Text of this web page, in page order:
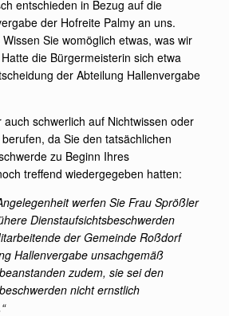
entschieden in Bezug auf die
der Hofreite Palmy an uns.
Sie womöglich etwas, was wir
die Bürgermeisterin sich etwa
der Abteilung Hallenvergabe
schwerlich auf Nichtwissen oder
da Sie den tatsächlichen
zu Beginn Ihres
treffend wiedergegeben hatten:
werfen Sie Frau Sprößler
Dienstaufsichtsbeschwerden
der Gemeinde Roßdorf
Hallenvergabe unsachgemäß
zudem, sie sei den
nicht ernstlich